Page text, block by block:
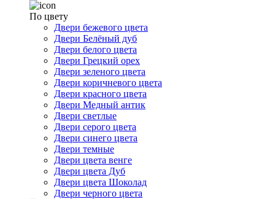
По цвету
Двери бежевого цвета
Двери Белёный дуб
Двери белого цвета
Двери Грецкий орех
Двери зеленого цвета
Двери коричневого цвета
Двери красного цвета
Двери Медный антик
Двери светлые
Двери серого цвета
Двери синего цвета
Двери темные
Двери цвета венге
Двери цвета Дуб
Двери цвета Шоколад
Двери черного цвета